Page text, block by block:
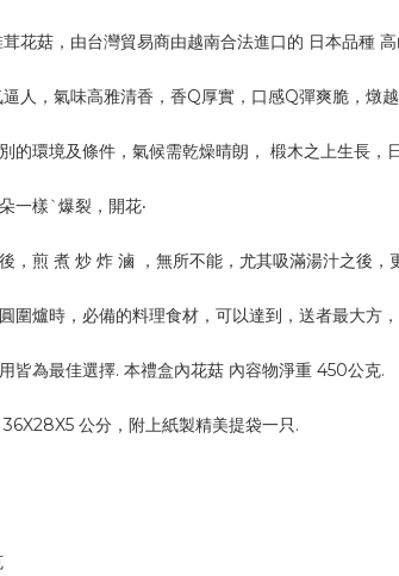
花菇，由台灣貿易商由越南合法進口的 日本品種
人，氣味高雅清香，香Q厚實，口感Q彈爽脆，燉
的環境及條件，氣候需乾燥晴朗， 椴木之上生長
一樣ˋ爆裂，開花‧
，煎 煮 炒 炸 滷 ，無所不能，尤其吸滿湯汁之後，
圍爐時，必備的料理食材，可以達到，送者最大方
皆為最佳選擇. 本禮盒內花菇 內容物淨重 450公克.
公分，附上紙製精美提袋一只.